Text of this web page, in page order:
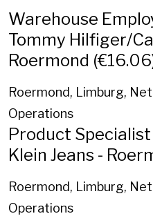
Warehouse
Tommy Hilfiger/
Roermond
Roermond, Limburg,
Operations
Product Specialist
Klein Jeans -
Roermond, Limburg,
Operations